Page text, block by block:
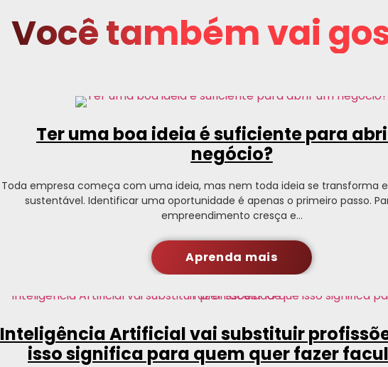
Você também vai
Ter uma boa ideia é suficiente para
negócio?
Toda empresa começa com uma ideia, mas nem toda ideia se transforma
sustentável. Identificar uma oportunidade é apenas o primeiro passo.
empreendimento cresça e…
Aprenda mais
Inteligência Artificial vai substituir
isso significa para quem quer fazer